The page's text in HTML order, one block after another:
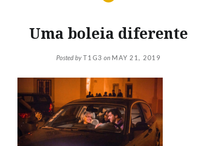
Uma boleia diferente
Posted byT1G3 onMAY 21, 2019